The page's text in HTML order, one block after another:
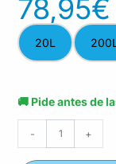
78,95€
20L
🚚 Pide antes de
- +